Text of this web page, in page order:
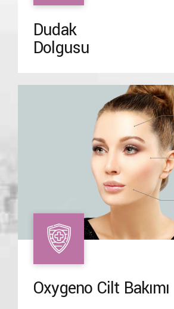
Dudak
Dolgusu
Oxygeno Cilt Bakımı